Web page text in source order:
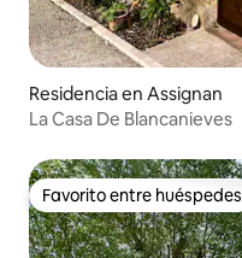
Residencia en Assignan
La Casa De Blancanieves
Favorito entre huéspedes
Favorito entre huéspedes